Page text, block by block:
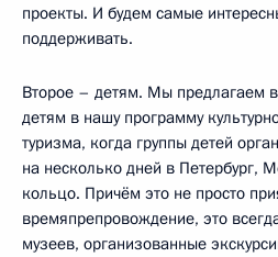
проекты. И будем самые
поддерживать.
Второе – детям. Мы предлагаем
детям в нашу программу
туризма, когда группы детей
на несколько дней в Петербург,
кольцо. Причём это не просто
времяпрепровождение, это
музеев, организованные